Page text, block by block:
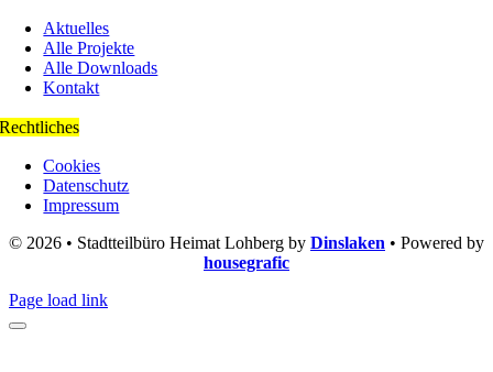
Aktuelles
Alle Projekte
Alle Downloads
Kontakt
Rechtliches
Cookies
Datenschutz
Impressum
© 2026 • Stadtteilbüro Heimat Lohberg by Dinslaken • Powered by
housegrafic
Page load link